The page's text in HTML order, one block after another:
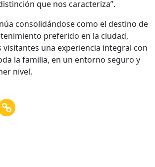
que nos caracteriza”.
consolidándose como el destino de
preferido en la ciudad,
visitantes una experiencia integral con
la familia, en un entorno seguro y
nivel.